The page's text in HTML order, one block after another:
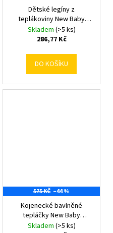
Dětské legíny z
teplákoviny New Baby
Kindergarten pink 104/110
Skladem (>5 ks)
286,77 Kč
DO KOŠÍKU
575 KČ –44 %
Kojenecké bavlněné
tepláčky New Baby
Husičky 68 (4-6m)
Skladem (>5 ks)